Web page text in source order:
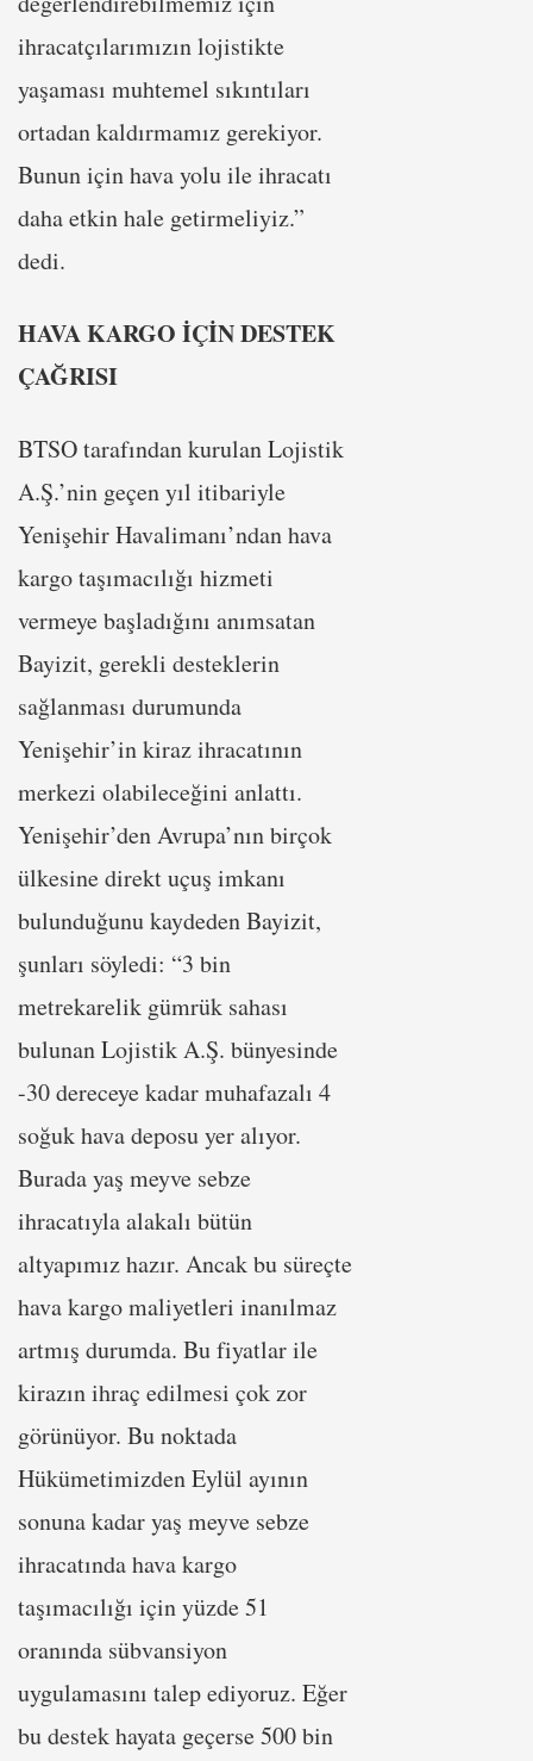
ihracatçılarımızın lojistikte
yaşaması muhtemel sıkıntıları
ortadan kaldırmamız gerekiyor.
Bunun için hava yolu ile ihracatı
daha etkin hale getirmeliyiz.”
dedi.
HAVA KARGO İÇİN DESTEK
ÇAĞRISI
BTSO tarafından kurulan Lojistik
A.Ş.’nin geçen yıl itibariyle
Yenişehir Havalimanı’ndan hava
kargo taşımacılığı hizmeti
vermeye başladığını anımsatan
Bayizit, gerekli desteklerin
sağlanması durumunda
Yenişehir’in kiraz ihracatının
merkezi olabileceğini anlattı.
Yenişehir’den Avrupa’nın birçok
ülkesine direkt uçuş imkanı
bulunduğunu kaydeden Bayizit,
şunları söyledi: “3 bin
metrekarelik gümrük sahası
bulunan Lojistik A.Ş. bünyesinde
-30 dereceye kadar muhafazalı 4
soğuk hava deposu yer alıyor.
Burada yaş meyve sebze
ihracatıyla alakalı bütün
altyapımız hazır. Ancak bu süreçte
hava kargo maliyetleri inanılmaz
artmış durumda. Bu fiyatlar ile
kirazın ihraç edilmesi çok zor
görünüyor. Bu noktada
Hükümetimizden Eylül ayının
sonuna kadar yaş meyve sebze
ihracatında hava kargo
taşımacılığı için yüzde 51
oranında sübvansiyon
uygulamasını talep ediyoruz. Eğer
bu destek hayata geçerse 500 bin